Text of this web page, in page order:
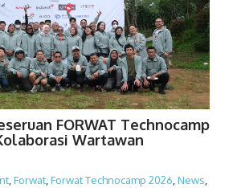
FORWAT Technocamp
Wartawan
,Forwat,Forwat Technocamp 2026,News,